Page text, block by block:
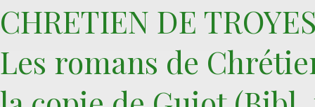
‎CHRETIEN DE
‎Les romans de